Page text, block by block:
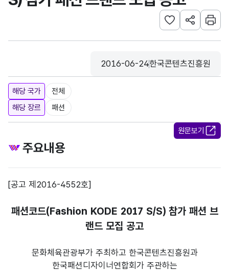
관심사 등록하기
URL 공유하
인쇄
등록일
2016-06-24
수집기관
한국콘텐츠진흥원
해당 국가
전체
해당 장르
패션
원문보기
주요내용
[공고 제2016-4552호]
패션코드(Fashion KODE 2017 S/S) 참가 패션 브
랜드 모집 공고
문화체육관광부가 주최하고 한국콘텐츠진흥원과
한국패션디자이너연합회가 주관하는